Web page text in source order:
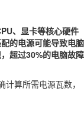
、显卡等核心硬件
的电源可能导致电脑
超过30%的电脑故障
算所需电源瓦数，